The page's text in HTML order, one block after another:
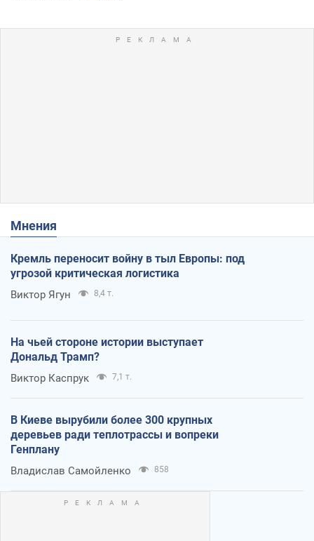
Мнения
Кремль переносит войну в тыл Европы: под
угрозой критическая логистика
Виктор Ягун 8,4 т.
На чьей стороне истории выступает
Дональд Трамп?
Виктор Каспрук 7,1 т.
В Киеве вырубили более 300 крупных
деревьев ради теплотрассы и вопреки
Генплану
Владислав Самойленко 858